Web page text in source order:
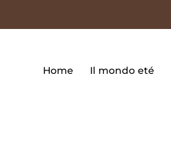
Home Il mondo eté